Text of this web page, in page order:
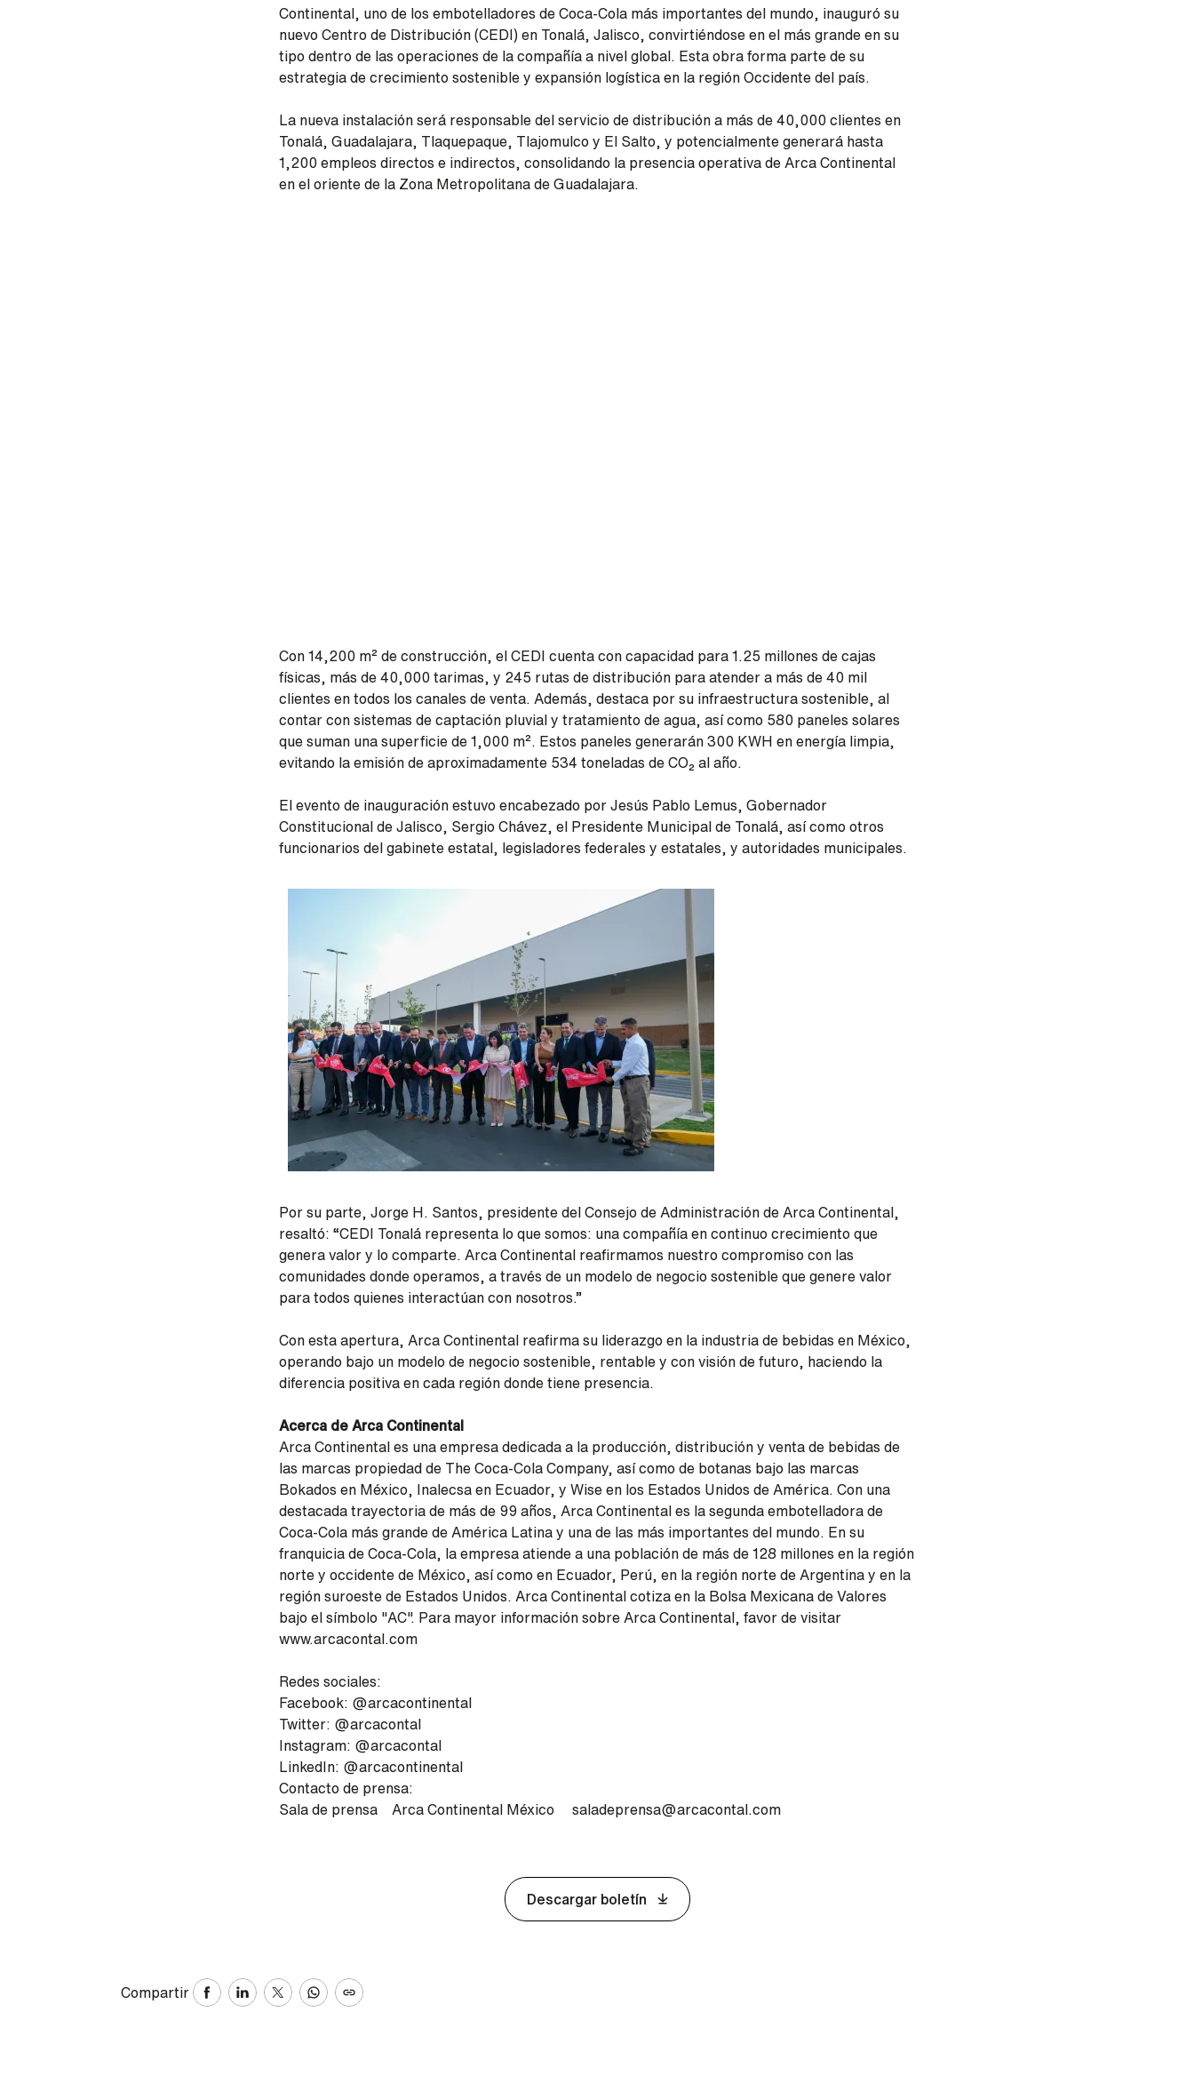
Continental, uno de los embotelladores de Coca-Cola más importantes del mundo, inauguró su
nuevo Centro de Distribución (CEDI) en Tonalá, Jalisco, convirtiéndose en el más grande en su
tipo dentro de las operaciones de la compañía a nivel global. Esta obra forma parte de su
estrategia de crecimiento sostenible y expansión logística en la región Occidente del país.
La nueva instalación será responsable del servicio de distribución a más de 40,000 clientes en
Tonalá, Guadalajara, Tlaquepaque, Tlajomulco y El Salto, y potencialmente generará hasta
1,200 empleos directos e indirectos, consolidando la presencia operativa de Arca Continental
en el oriente de la Zona Metropolitana de Guadalajara.
Con 14,200 m² de construcción, el CEDI cuenta con capacidad para 1.25 millones de cajas
físicas, más de 40,000 tarimas, y 245 rutas de distribución para atender a más de 40 mil
clientes en todos los canales de venta. Además, destaca por su infraestructura sostenible, al
contar con sistemas de captación pluvial y tratamiento de agua, así como 580 paneles solares
que suman una superficie de 1,000 m². Estos paneles generarán 300 KWH en energía limpia,
evitando la emisión de aproximadamente 534 toneladas de CO₂ al año.
El evento de inauguración estuvo encabezado por Jesús Pablo Lemus, Gobernador
Constitucional de Jalisco, Sergio Chávez, el Presidente Municipal de Tonalá, así como otros
funcionarios del gabinete estatal, legisladores federales y estatales, y autoridades municipales.
Por su parte, Jorge H. Santos, presidente del Consejo de Administración de Arca Continental,
resaltó: “CEDI Tonalá representa lo que somos: una compañía en continuo crecimiento que
genera valor y lo comparte. Arca Continental reafirmamos nuestro compromiso con las
comunidades donde operamos, a través de un modelo de negocio sostenible que genere valor
para todos quienes interactúan con nosotros.”
Con esta apertura, Arca Continental reafirma su liderazgo en la industria de bebidas en México,
operando bajo un modelo de negocio sostenible, rentable y con visión de futuro, haciendo la
diferencia positiva en cada región donde tiene presencia.
Acerca de Arca Continental
Arca Continental es una empresa dedicada a la producción, distribución y venta de bebidas de
las marcas propiedad de The Coca-Cola Company, así como de botanas bajo las marcas
Bokados en México, Inalecsa en Ecuador, y Wise en los Estados Unidos de América. Con una
destacada trayectoria de más de 99 años, Arca Continental es la segunda embotelladora de
Coca-Cola más grande de América Latina y una de las más importantes del mundo. En su
franquicia de Coca-Cola, la empresa atiende a una población de más de 128 millones en la región
norte y occidente de México, así como en Ecuador, Perú, en la región norte de Argentina y en la
región suroeste de Estados Unidos. Arca Continental cotiza en la Bolsa Mexicana de Valores
bajo el símbolo "AC". Para mayor información sobre Arca Continental, favor de visitar
www.arcacontal.com
Redes sociales:
Facebook: @arcacontinental
Twitter: @arcacontal
Instagram: @arcacontal
LinkedIn: @arcacontinental
Contacto de prensa:
Sala de prensa Arca Continental México saladeprensa@arcacontal.com
Descargar boletín
Compartir